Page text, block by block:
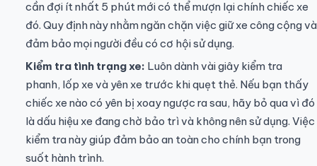
cần đợi ít nhất 5 phút mới có thể mượn lại chính chiếc xe
đó. Quy định này nhằm ngăn chặn việc giữ xe công cộng và
đảm bảo mọi người đều có cơ hội sử dụng.
Kiểm tra tình trạng xe: Luôn dành vài giây kiểm tra
phanh, lốp xe và yên xe trước khi quẹt thẻ. Nếu bạn thấy
chiếc xe nào có yên bị xoay ngược ra sau, hãy bỏ qua vì đó
là dấu hiệu xe đang chờ bảo trì và không nên sử dụng. Việc
kiểm tra này giúp đảm bảo an toàn cho chính bạn trong
suốt hành trình.